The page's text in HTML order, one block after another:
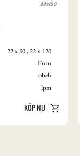
22 x 90 , 22 x 120
Furu
obeh
lpm